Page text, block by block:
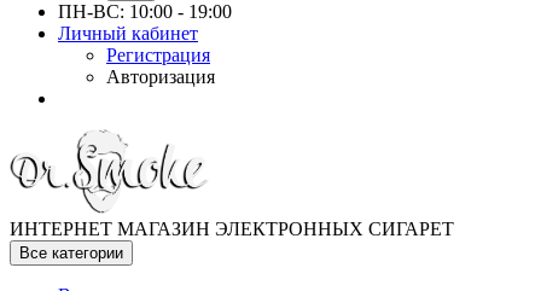
ПН-ВС: 10:00 - 19:00
Личный кабинет
Регистрация
Авторизация
ИНТЕРНЕТ МАГАЗИН ЭЛЕКТРОННЫХ СИГАРЕТ
Все категории